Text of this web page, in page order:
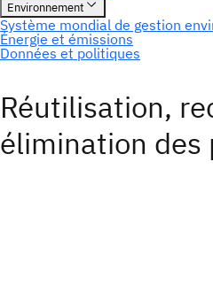
Réutilisation,
élimination des